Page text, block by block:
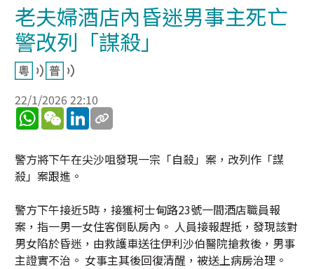
老夫婦酒店內昏迷男事主死亡
警改列「謀殺」
22/1/2026 22:10
WhatsApp
WeChatLinkedIn
警方將下午在尖沙咀發現一宗「自殺」案，改列作「謀
殺」案跟進。
警方下午接近5時，接獲柯士甸路23號一間酒店職員報
案，指一男一女住客倒臥房內。 人員接報趕抵，發現該對
男女陷於昏迷，由救護車送往伊利沙伯醫院搶救後，男事
主證實不治。 女事主其後回復清醒，被送上病房治理。